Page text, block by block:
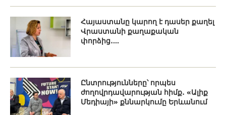
Հայաստանը կարող է դասեր քաղել
Վրաստանի քաղաքական
փորձից․...
Ընտրությունները՝ որպես
ժողովրդավարության հիմք․ «Ալիք
Մեդիայի» քննարկումը Երևանում